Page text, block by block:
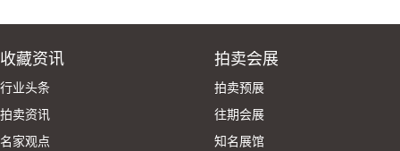
收藏资讯
行业头条
拍卖资讯
名家观点
拍卖会展
拍卖预展
往期会展
知名展馆